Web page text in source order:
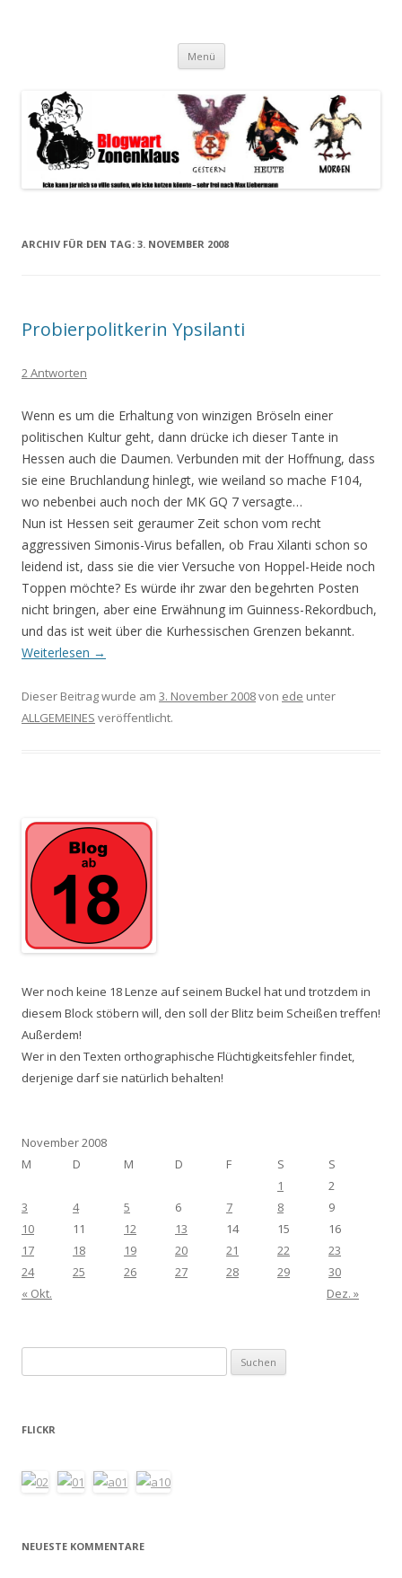
spiegeln im wesentlichen den Gesundheitszustand dieser unserer
Menü Zum
springen
ARCHIV FÜR DEN TAG: 3. NOVEMBER 2008
Probierpolitkerin Ypsilanti
2 Antworten
Wenn es um die Erhaltung von winzigen Bröseln einer
politischen Kultur geht, dann drücke ich dieser Tante in
Hessen auch die Daumen. Verbunden mit der Hoffnung, dass
sie eine Bruchlandung hinlegt, wie weiland so mache F104,
wo nebenbei auch noch der MK GQ 7 versagte…
Nun ist Hessen seit geraumer Zeit schon vom recht
aggressiven Simonis-Virus befallen, ob Frau Xilanti schon so
leidend ist, dass sie die vier Versuche von Hoppel-Heide noch
Toppen möchte? Es würde ihr zwar den begehrten Posten
nicht bringen, aber eine Erwähnung im Guinness-Rekordbuch,
und das ist weit über die Kurhessischen Grenzen bekannt.
Weiterlesen →
Dieser Beitrag wurde am 3. November 2008von ede unter
ALLGEMEINES veröffentlicht.
Wer noch keine 18 Lenze auf seinem Buckel hat und trotzdem in
diesem Block stöbern will, den soll der Blitz beim Scheißen treffen!
Außerdem!
Wer in den Texten orthographische Flüchtigkeitsfehler findet,
derjenige darf sie natürlich behalten!
November 2008
M
D M D F S
S
1
2
3
4 5 6 7 8
9
10
11 12 13 14 15
16
17
18 19 20 21 22
23
24
25 26 27 28 29
30
« Okt.
Dez. »
nach:
FLICKR
NEUESTE KOMMENTARE